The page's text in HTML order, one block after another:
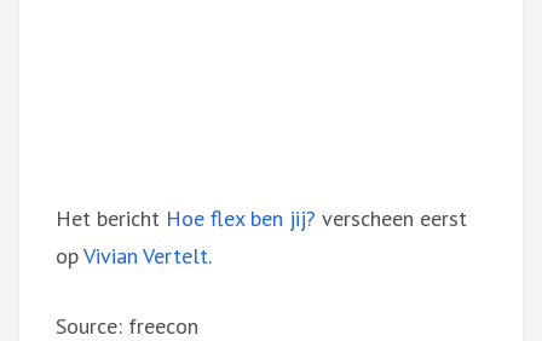
Het bericht Hoe flex ben jij? verscheen eerst
opVivian Vertelt.
Source: freecon